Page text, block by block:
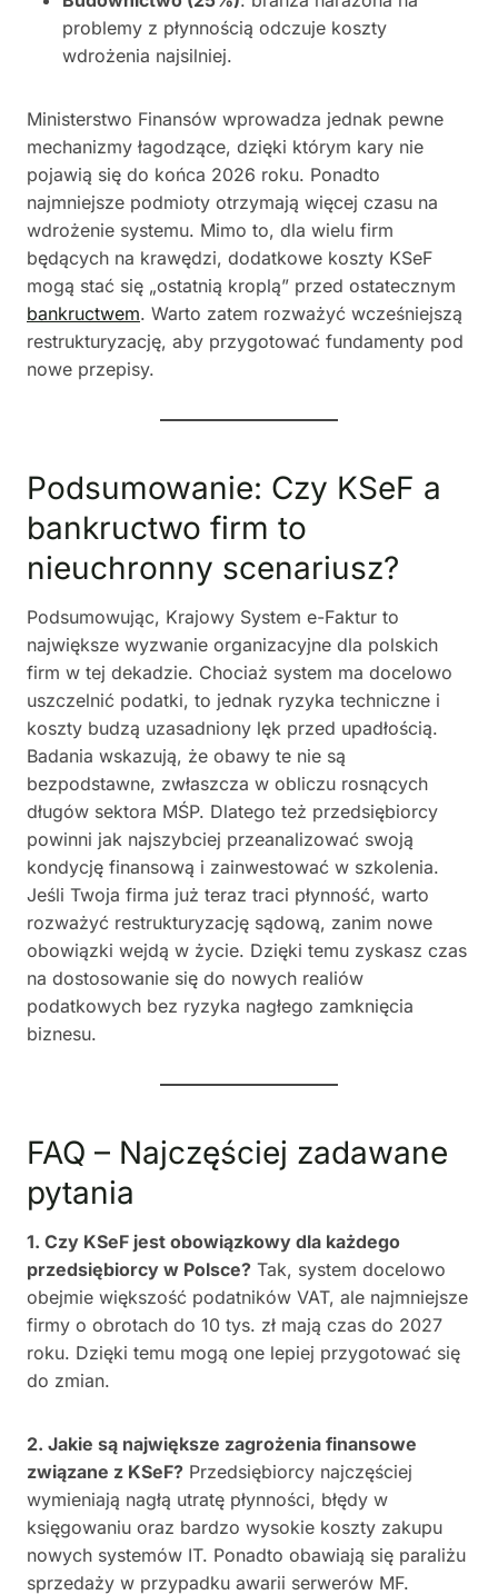
problemy z płynnością odczuje koszty
wdrożenia najsilniej.
Ministerstwo Finansów wprowadza jednak pewne
mechanizmy łagodzące, dzięki którym kary nie
pojawią się do końca 2026 roku. Ponadto
najmniejsze podmioty otrzymają więcej czasu na
wdrożenie systemu. Mimo to, dla wielu firm
będących na krawędzi, dodatkowe koszty KSeF
mogą stać się „ostatnią kroplą” przed ostatecznym
bankructwem. Warto zatem rozważyć wcześniejszą
restrukturyzację, aby przygotować fundamenty pod
nowe przepisy.
Podsumowanie: Czy KSeF a
bankructwo firm to
nieuchronny scenariusz?
Podsumowując, Krajowy System e-Faktur to
największe wyzwanie organizacyjne dla polskich
firm w tej dekadzie. Chociaż system ma docelowo
uszczelnić podatki, to jednak ryzyka techniczne i
koszty budzą uzasadniony lęk przed upadłością.
Badania wskazują, że obawy te nie są
bezpodstawne, zwłaszcza w obliczu rosnących
długów sektora MŚP. Dlatego też przedsiębiorcy
powinni jak najszybciej przeanalizować swoją
kondycję finansową i zainwestować w szkolenia.
Jeśli Twoja firma już teraz traci płynność, warto
rozważyć restrukturyzację sądową, zanim nowe
obowiązki wejdą w życie. Dzięki temu zyskasz czas
na dostosowanie się do nowych realiów
podatkowych bez ryzyka nagłego zamknięcia
biznesu.
FAQ – Najczęściej zadawane
pytania
1. Czy KSeF jest obowiązkowy dla każdego
przedsiębiorcy w Polsce? Tak, system docelowo
obejmie większość podatników VAT, ale najmniejsze
firmy o obrotach do 10 tys. zł mają czas do 2027
roku. Dzięki temu mogą one lepiej przygotować się
do zmian.
2. Jakie są największe zagrożenia finansowe
związane z KSeF? Przedsiębiorcy najczęściej
wymieniają nagłą utratę płynności, błędy w
księgowaniu oraz bardzo wysokie koszty zakupu
nowych systemów IT. Ponadto obawiają się paraliżu
sprzedaży w przypadku awarii serwerów MF.